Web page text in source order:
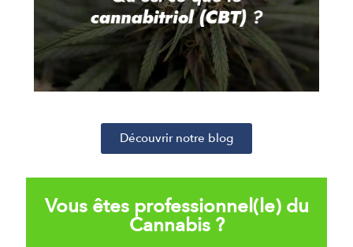
Découvrir notre blog
Vous êtes professionnel(le) du
Cannabis ?